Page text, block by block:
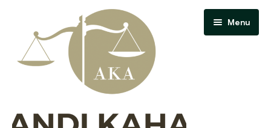
Menu